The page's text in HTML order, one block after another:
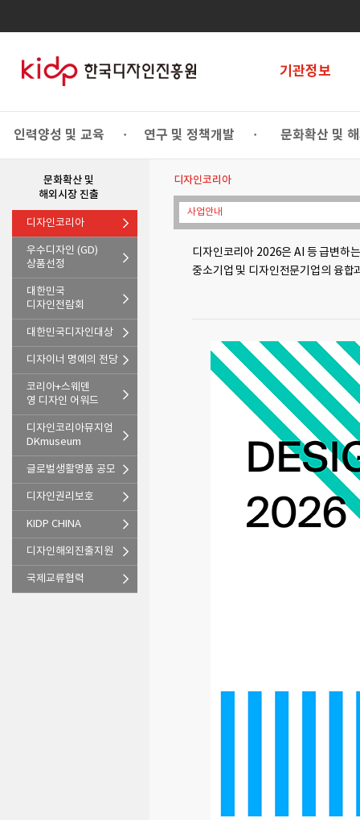
기관정보
인력양성 및 교육 • 연구 및 정책개발 • 문화확산 및
문화확산 및
해외시장 진출
디자인코리아
우수디자인 (GD)
상품선정
대한민국
디자인전람회
대한민국디자인대상
디자이너 명예의 전당
코리아+스웨덴
영 디자인 어워드
디자인코리아뮤지엄
DKmuseum
글로벌생활명품 공모
디자인권리보호
KIDP CHINA
디자인해외진출지원
국제교류협력
디자인코리아
사업안내
디자인코리아 2026은 AI 등 급변하
중소기업 및 디자인전문기업의 융합